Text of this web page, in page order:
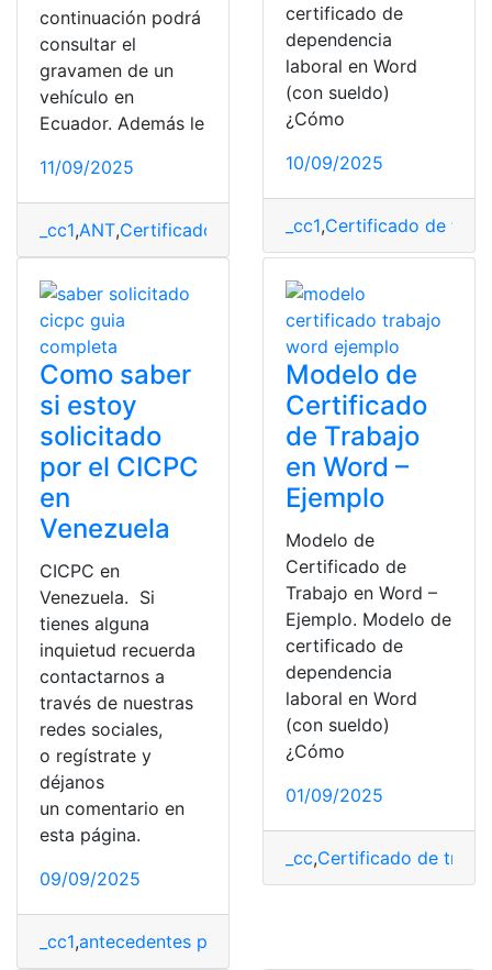
continuación podrá
consultar el
gravamen de un
vehículo en
Ecuador. Además le
11/09/2025
_cc1,ANT,Certificados Gravamen vehicular,Requisitos
certificado de
dependencia
laboral en Word
(con sueldo)
¿Cómo
10/09/2025
_cc1,Certificado de
Como saber
si estoy
solicitado
por el CICPC
en
Venezuela
CICPC en
Venezuela. Si
tienes alguna
inquietud recuerda
contactarnos a
través de nuestras
redes sociales,
o regístrate y
déjanos
un comentario en
esta página.
09/09/2025
_cc1,antecedentes penales
Modelo de
Certificado
de Trabajo
en Word –
Ejemplo
Modelo de
Certificado de
Trabajo en Word –
Ejemplo. Modelo de
certificado de
dependencia
laboral en Word
(con sueldo)
¿Cómo
01/09/2025
_cc,Certificado de